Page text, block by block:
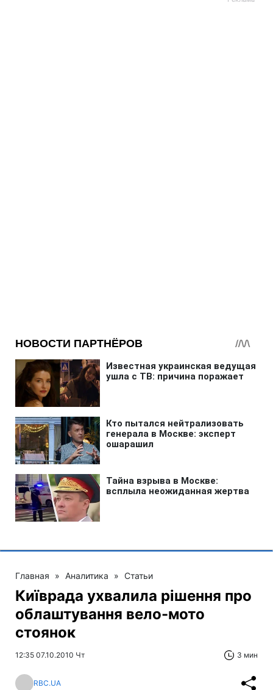
Главная » Аналитика » Статьи
Київрада ухвалила рішення про
облаштування вело-мото
стоянок
12:35 07.10.2010 Чт 3 мин
RBC.UA